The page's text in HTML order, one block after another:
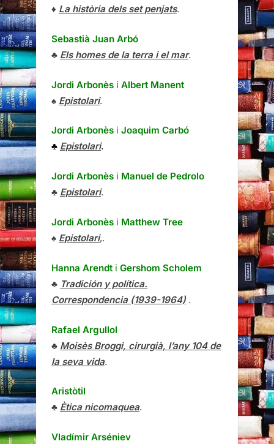
♦ La història dels set penjats.
Sebastià Juan Arbó
♣ Els homes de la terra i el mar.
Jordi Arbonès i Albert Manent
♠ Epistolari.
Jordi Arbonès i Joaquim Carbó
♣ Epistolari.
Jordi Arbonès i Manuel de Pedrolo
♣ Epistolari.
Jordi Arbonès i Matthew Tree
♠ Epistolari,.
Hanna Arendt i Gershom Scholem
♣ Tradición y política.
Correspondencia (1939-1964) .
Rafael Argullol
♣ Moisès Broggi, cirurgià, l’any 104 de
la seva vida.
Aristòtil
♣ Ètica nicomaquea.
Vladímir Arséniev